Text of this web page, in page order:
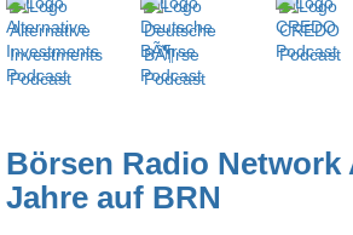
Börsen Radio Network
Jahre auf BRN